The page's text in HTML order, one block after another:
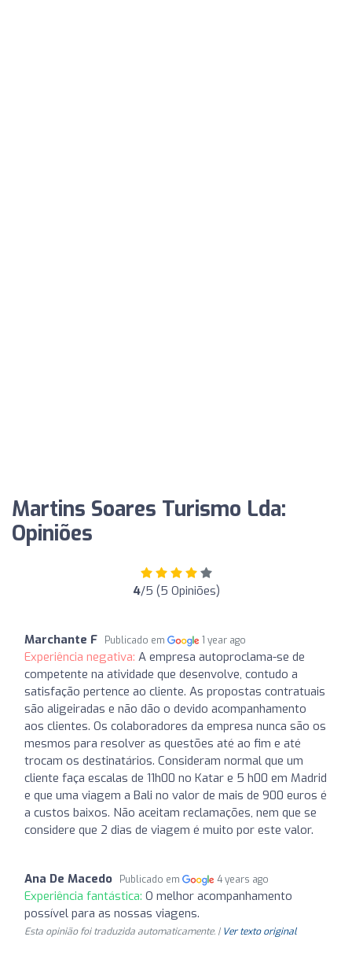
Martins Soares Turismo Lda:
Opiniões
4/5 (5 Opiniões)
Marchante F Publicado em 1 year ago
Experiência negativa: A empresa autoproclama-se de
competente na atividade que desenvolve, contudo a
satisfação pertence ao cliente. As propostas contratuais
são aligeiradas e não dão o devido acompanhamento
aos clientes. Os colaboradores da empresa nunca são os
mesmos para resolver as questões até ao fim e até
trocam os destinatários. Consideram normal que um
cliente faça escalas de 11h00 no Katar e 5 h00 em Madrid
e que uma viagem a Bali no valor de mais de 900 euros é
a custos baixos. Não aceitam reclamações, nem que se
considere que 2 dias de viagem é muito por este valor.
Ana De Macedo Publicado em 4 years ago
Experiência fantástica: O melhor acompanhamento
possível para as nossas viagens.
Esta opinião foi traduzida automaticamente. | Ver texto original